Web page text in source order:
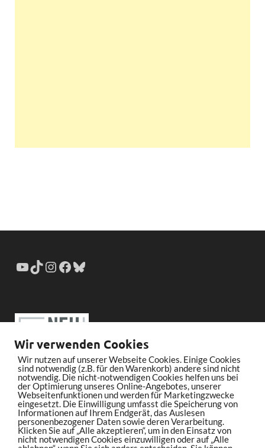
Wir verwenden Cookies
Wir nutzen auf unserer Webseite Cookies. Einige Cookies
sind notwendig (z.B. für den Warenkorb) andere sind nicht
notwendig. Die nicht-notwendigen Cookies helfen uns bei
der Optimierung unseres Online-Angebotes, unserer
Webseitenfunktionen und werden für Marketingzwecke
eingesetzt. Die Einwilligung umfasst die Speicherung von
Informationen auf Ihrem Endgerät, das Auslesen
personenbezogener Daten sowie deren Verarbeitung.
Klicken Sie auf „Alle akzeptieren“, um in den Einsatz von
nicht notwendigen Cookies einzuwilligen oder auf „Alle